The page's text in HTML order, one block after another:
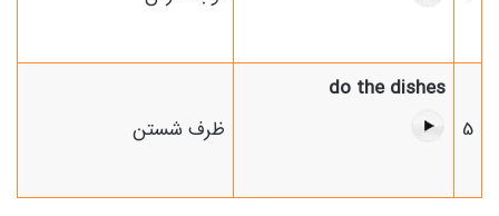
5
do the dishes
ظرف شستن